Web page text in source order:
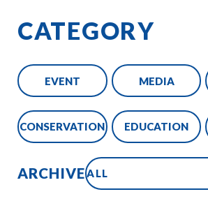
CATEGORY
EVENT MEDIA
CONSERVATION EDUCATION
ARCHIVE